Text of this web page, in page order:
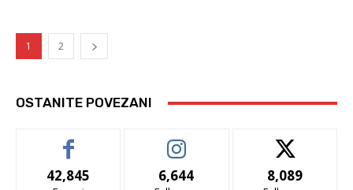
1 2
OSTANITE POVEZANI
42,845 6,644 8,089